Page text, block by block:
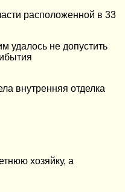
расположенной в 33
удалось не допустить
внутренняя отделка
хозяйку, а